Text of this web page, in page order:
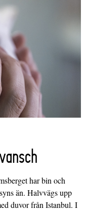
har bin och
än. Halvvägs upp
duvor från Istanbul. I